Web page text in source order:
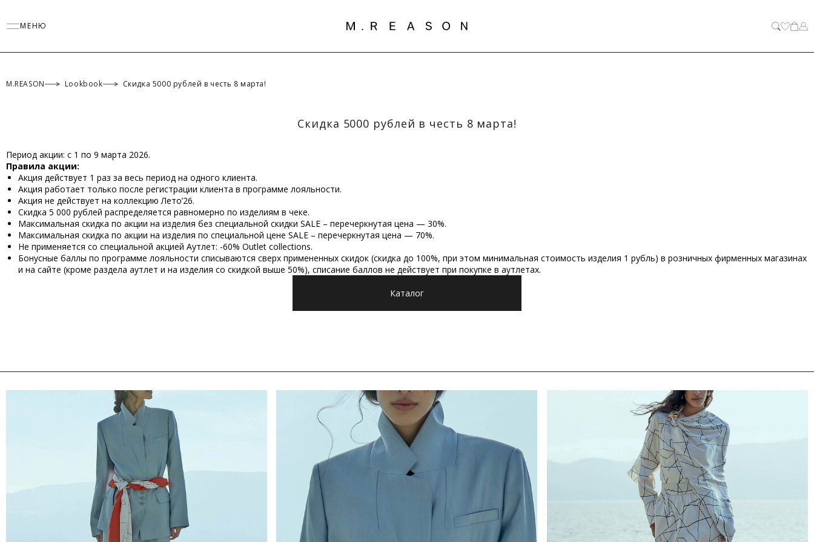
МЕНЮ
M.REASON Lookbook Скидка 5000 рублей в честь 8 марта!
Скидка 5000 рублей в честь 8 марта!
Период акции: c 1 по 9 марта 2026.
Правила акции:
Акция действует 1 раз за весь период на одного клиента.
Акция работает только после регистрации клиента в программе лояльности.
Акция не действует на коллекцию Лето’26.
Скидка 5 000 рублей распределяется равномерно по изделиям в чеке.
Максимальная скидка по акции на изделия без специальной скидки SALE – перечеркнутая цена — 30%.
Максимальная скидка по акции на изделия по специальной цене SALE – перечеркнутая цена — 70%.
Не применяется со специальной акцией Аутлет: -60% Outlet collections.
Бонусные баллы по программе лояльности списываются сверх примененных скидок (скидка до 100%, при этом минимальная стоимость изделия 1 рубль) в розничных фирменных магазинах
и на сайте (кроме раздела аутлет и на изделия со скидкой выше 50%), списание баллов не действует при покупке в аутлетах.
Каталог